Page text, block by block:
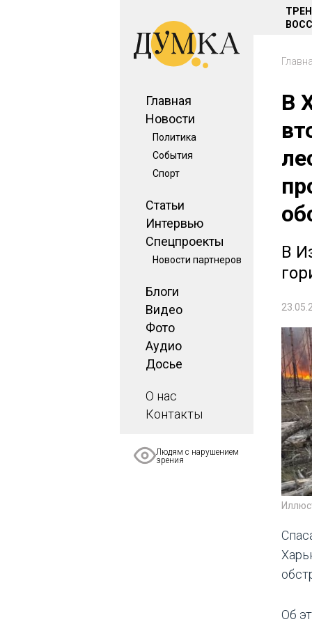
Главная
Новости
Политика
События
Спорт
Статьи
Интервью
Спецпроекты
Новости партнеров
Блоги
Видео
Фото
Аудио
Досье
О нас
Контакты
Людям с нарушением
зрения
В
В
Об